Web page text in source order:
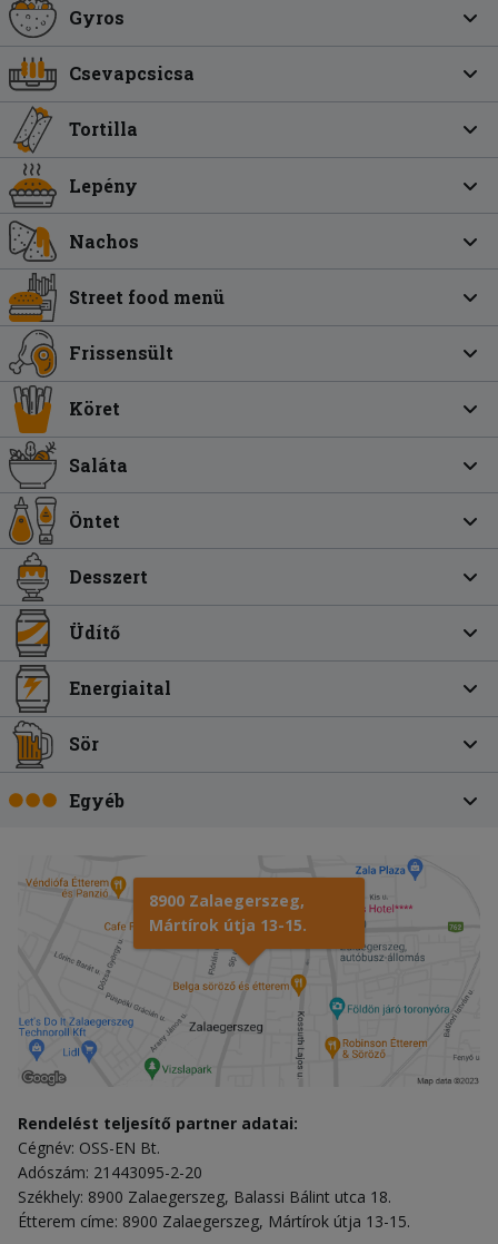
Gyros
Csevapcsicsa
Tortilla
Lepény
Nachos
Street food menü
Frissensült
Köret
Saláta
Öntet
Desszert
Üdítő
Energiaital
Sör
Egyéb
8900 Zalaegerszeg,
Mártírok útja 13-15.
Rendelést teljesítő partner adatai:
Cégnév: OSS-EN Bt.
Adószám: 21443095-2-20
Székhely: 8900 Zalaegerszeg, Balassi Bálint utca 18.
Étterem címe: 8900 Zalaegerszeg, Mártírok útja 13-15.